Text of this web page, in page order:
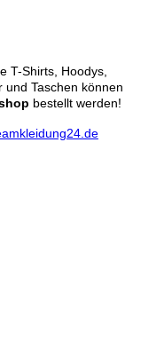
T-Shirts, Hoodys,
Taschen können
bestellt werden!